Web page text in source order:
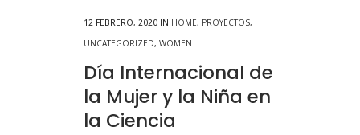
12 FEBRERO, 2020 IN HOME, PROYECTOS,
UNCATEGORIZED, WOMEN
Día Internacional de
la Mujer y la Niña en
la Ciencia